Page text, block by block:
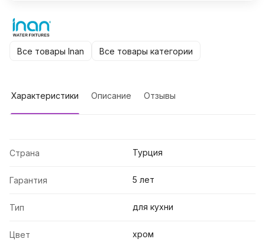
Все товары Inan Все товары категории
Характеристики Описание Отзывы
Страна Турция
Гарантия 5 лет
Тип для кухни
Цвет хром